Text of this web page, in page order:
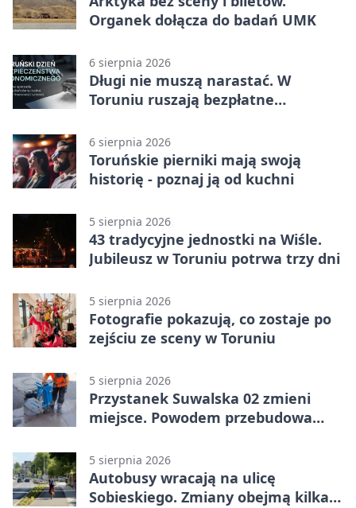
Organek dołącza do badań UMK
6 sierpnia 2026
Długi nie muszą narastać. W
Toruniu ruszają bezpłatne
6 sierpnia 2026
Toruńskie pierniki mają swoją
historię - poznaj ją od kuchni
5 sierpnia 2026
43 tradycyjne jednostki na Wiśle.
Jubileusz w Toruniu potrwa trzy dni
5 sierpnia 2026
Fotografie pokazują, co zostaje po
zejściu ze sceny w Toruniu
5 sierpnia 2026
Przystanek Suwalska 02 zmieni
miejsce. Powodem przebudowa
5 sierpnia 2026
Autobusy wracają na ulicę
Sobieskiego. Zmiany obejmą kilka